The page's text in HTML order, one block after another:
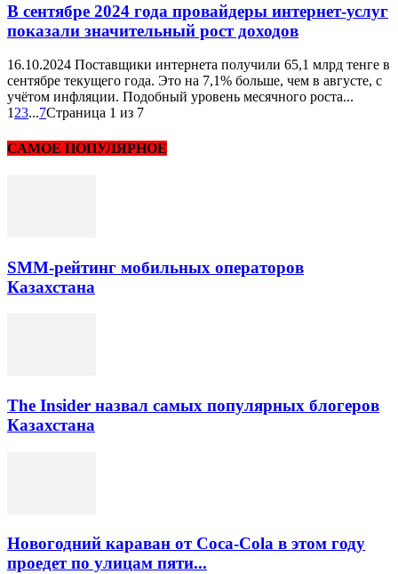
В сентябре 2024 года провайдеры интернет-услуг
показали значительный рост доходов
16.10.2024 Поставщики интернета получили 65,1 млрд тенге в
сентябре текущего года. Это на 7,1% больше, чем в августе, с
учётом инфляции. Подобный уровень месячного роста...
1 23...7Страница 1 из 7
САМОЕ ПОПУЛЯРНОЕ
SMM-рейтинг мобильных операторов
Казахстана
The Insider назвал самых популярных блогеров
Казахстана
Новогодний караван от Coca-Cola в этом году
проедет по улицам пяти...